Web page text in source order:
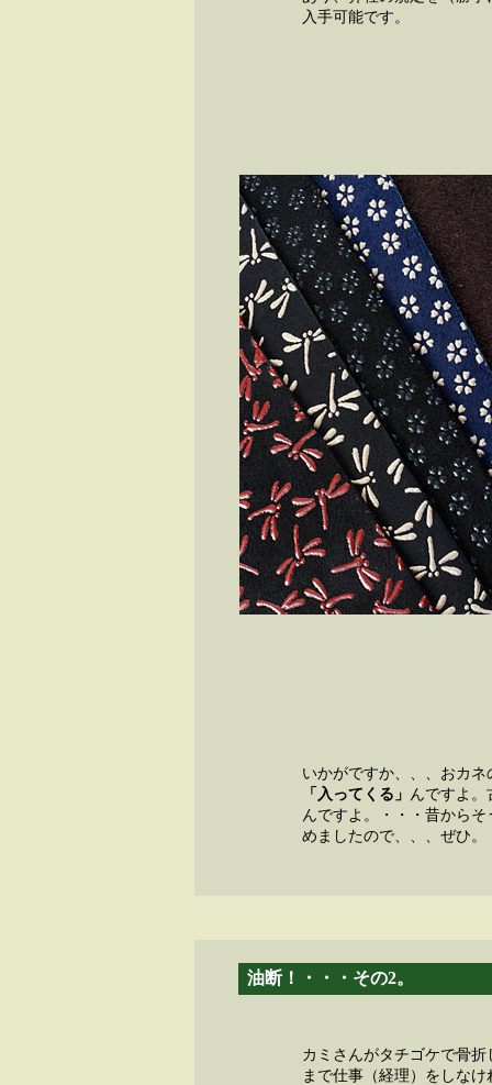
入手可能です。
いかがですか、、、おカ
「入ってくる」 んですよ。
んですよ。・・・昔から
めましたので、、、ぜひ。
油断！・・・その2。
カミさんがタチゴケで骨
まで仕事（経理）をしな